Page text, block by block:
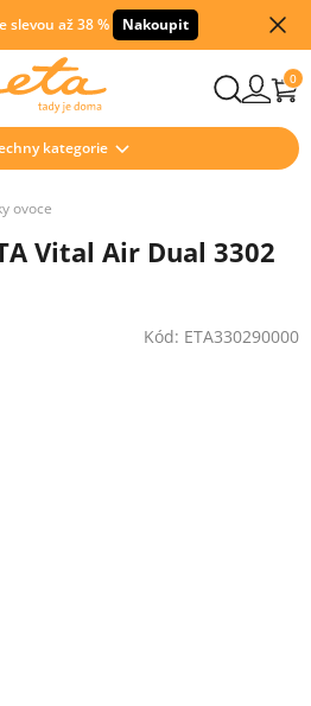
slevou až 38 % Nakoupit
0
kategorie
ovoce
Vital Air Dual 3302
Kód: ETA330290000